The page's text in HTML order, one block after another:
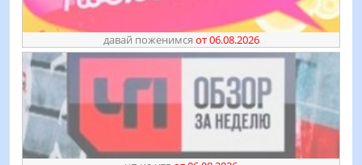
давай поженимся от 06.08.2026